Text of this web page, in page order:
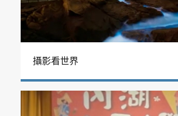
攝影看世界